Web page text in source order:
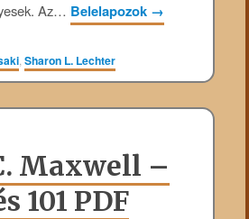
Az… Belelapozok →
,Sharon L. Lechter
Maxwell –
101 PDF